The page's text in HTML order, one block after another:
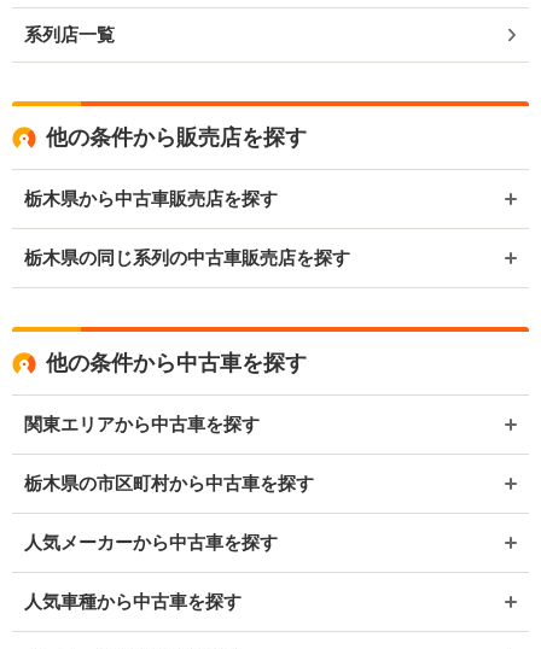
系列店一覧
他の条件から販売店を探す
栃木県から中古車販売店を探す
栃木県の同じ系列の中古車販売店を探す
他の条件から中古車を探す
関東エリアから中古車を探す
栃木県の市区町村から中古車を探す
人気メーカーから中古車を探す
人気車種から中古車を探す